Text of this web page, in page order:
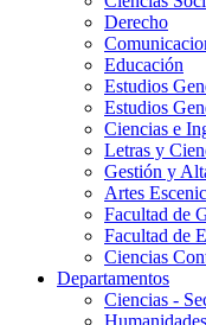
Derecho
Educación
Estudios
Estudios
Ciencias e
Letras y
Gestión y
Artes
Facultad de
Facultad de
Ciencias
Departamentos
Ciencias -
Humanidades